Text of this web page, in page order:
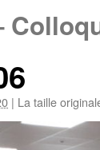
| La taille